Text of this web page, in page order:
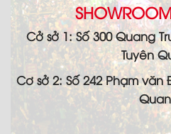
Cở sở 1: Số 300 Quang
Tuyên
Cơ sở 2: Số 242 Phạm